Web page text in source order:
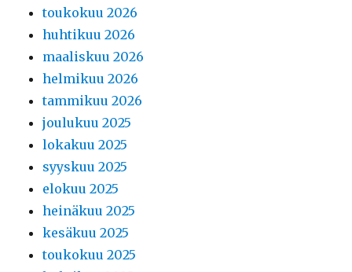
toukokuu 2026
huhtikuu 2026
maaliskuu 2026
helmikuu 2026
tammikuu 2026
joulukuu 2025
lokakuu 2025
syyskuu 2025
elokuu 2025
heinäkuu 2025
kesäkuu 2025
toukokuu 2025